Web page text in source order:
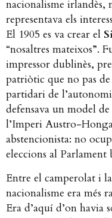
nacionalisme irlandès,
representava els
El 1905 es va crear el
“nosaltres mateixos”.
impressor dublinès,
patriòtic que no pas
partidari de
defensava un model
l’Imperi Austro-
abstencionista: no
eleccions al Parlament
Entre el camperolat i
nacionalisme era més
Era d’aquí d’on